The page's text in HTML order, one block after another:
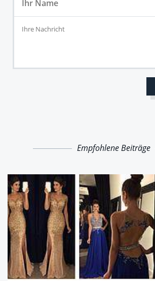
Empfohlene Beiträge